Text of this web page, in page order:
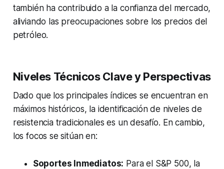
también ha contribuido a la confianza del mercado,
aliviando las preocupaciones sobre los precios del
petróleo.
Niveles Técnicos Clave y Perspectivas
Dado que los principales índices se encuentran en
máximos históricos, la identificación de niveles de
resistencia tradicionales es un desafío. En cambio,
los focos se sitúan en:
Soportes Inmediatos: Para el S&P 500, la